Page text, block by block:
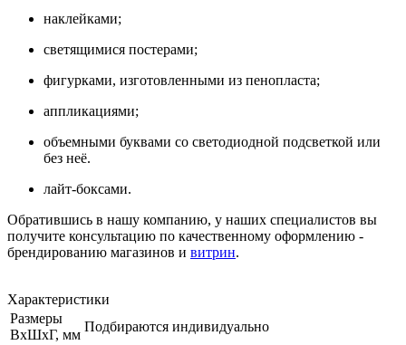
наклейками;
светящимися постерами;
фигурками, изготовленными из пенопласта;
аппликациями;
объемными буквами со светодиодной подсветкой или
без неё.
лайт-боксами.
Обратившись в нашу компанию, у наших специалистов вы
получите консультацию по качественному оформлению -
брендированию магазинов и витрин.
Характеристики
Размеры
ВхШхГ, мм
Подбираются индивидуально